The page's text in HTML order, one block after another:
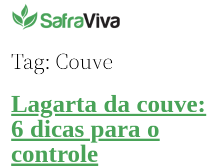
para
Tag: Couve
Lagarta da couve:
6 dicas para o
controle